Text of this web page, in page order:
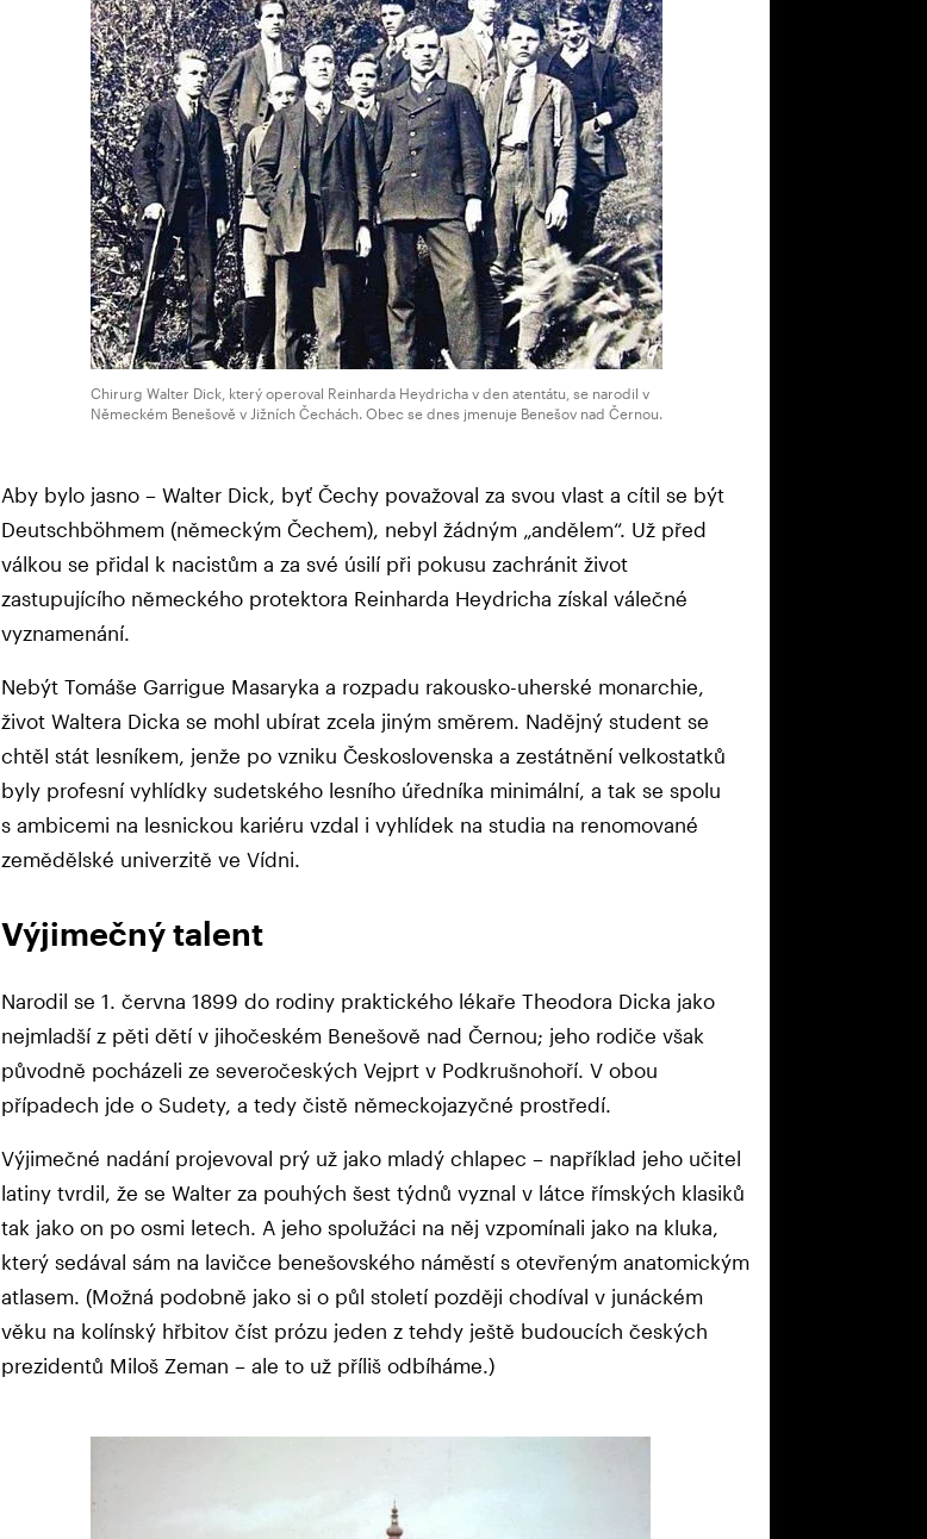
Chirurg Walter Dick, který operoval Reinharda Heydricha v den atentátu, se narodil v
Německém Benešově v Jižních Čechách. Obec se dnes jmenuje Benešov nad Černou.
Aby bylo jasno – Walter Dick, byť Čechy považoval za svou vlast a cítil se být
Deutschböhmem (německým Čechem), nebyl žádným „andělem“. Už před
válkou se přidal k nacistům a za své úsilí při pokusu zachránit život
zastupujícího německého protektora Reinharda Heydricha získal válečné
vyznamenání.
Nebýt Tomáše Garrigue Masaryka a rozpadu rakousko-uherské monarchie,
život Waltera Dicka se mohl ubírat zcela jiným směrem. Nadějný student se
chtěl stát lesníkem, jenže po vzniku Československa a zestátnění velkostatků
byly profesní vyhlídky sudetského lesního úředníka minimální, a tak se spolu
s ambicemi na lesnickou kariéru vzdal i vyhlídek na studia na renomované
zemědělské univerzitě ve Vídni.
Výjimečný talent
Narodil se 1. června 1899 do rodiny praktického lékaře Theodora Dicka jako
nejmladší z pěti dětí v jihočeském Benešově nad Černou; jeho rodiče však
původně pocházeli ze severočeských Vejprt v Podkrušnohoří. V obou
případech jde o Sudety, a tedy čistě německojazyčné prostředí.
Výjimečné nadání projevoval prý už jako mladý chlapec – například jeho učitel
latiny tvrdil, že se Walter za pouhých šest týdnů vyznal v látce římských klasiků
tak jako on po osmi letech. A jeho spolužáci na něj vzpomínali jako na kluka,
který sedával sám na lavičce benešovského náměstí s otevřeným anatomickým
atlasem. (Možná podobně jako si o půl století později chodíval v junáckém
věku na kolínský hřbitov číst prózu jeden z tehdy ještě budoucích českých
prezidentů Miloš Zeman – ale to už příliš odbíháme.)